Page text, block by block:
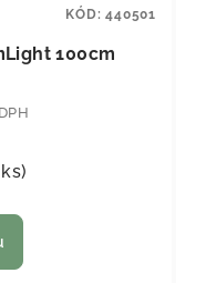
100cm
)
KÓD:440501